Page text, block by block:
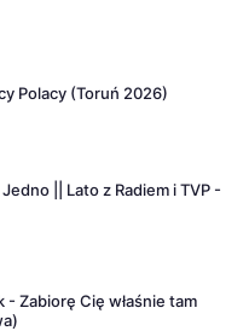
Polacy (Toruń 2026)
|| Lato z Radiem i TVP -
- Zabiorę Cię właśnie tam